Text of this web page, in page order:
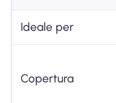
Ideale per
Copertura